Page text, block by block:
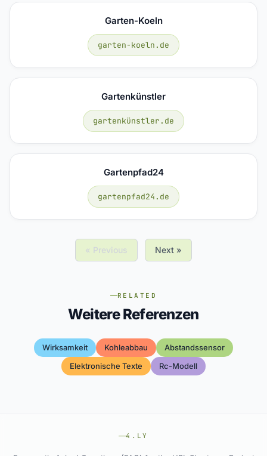
Garten-Koeln
garten-koeln.de
Gartenkünstler
gartenkünstler.de
Gartenpfad24
gartenpfad24.de
« Previous Next »
RELATED
Weitere Referenzen
Wirksamkeit Kohleabbau
Abstandssensor
Elektronische Texte
Rc-Modell
4.LY